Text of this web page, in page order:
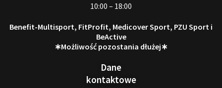
10:00 – 18:00
Benefit-Multisport, FitProfit, Medicover Sport, PZU Sport i
BeActive
∗Możliwość pozostania dłużej∗
Dane
kontaktowe